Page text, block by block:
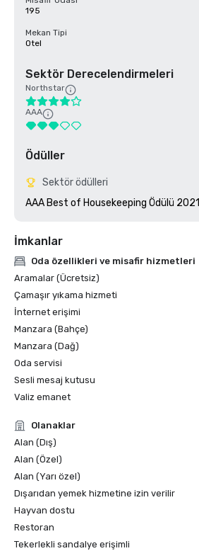
195
Mekan Tipi
Otel
Sektör Derecelendirmeleri
Northstar
AAA
Ödüller
Sektör ödülleri
AAA Best of Housekeeping Ödülü 2021
İmkanlar
Oda özellikleri ve misafir hizmetleri
Aramalar (Ücretsiz)
Çamaşır yıkama hizmeti
İnternet erişimi
Manzara (Bahçe)
Manzara (Dağ)
Oda servisi
Sesli mesaj kutusu
Valiz emanet
Olanaklar
Alan (Dış)
Alan (Özel)
Alan (Yarı özel)
Dışarıdan yemek hizmetine izin verilir
Hayvan dostu
Restoran
Tekerlekli sandalye erişimli